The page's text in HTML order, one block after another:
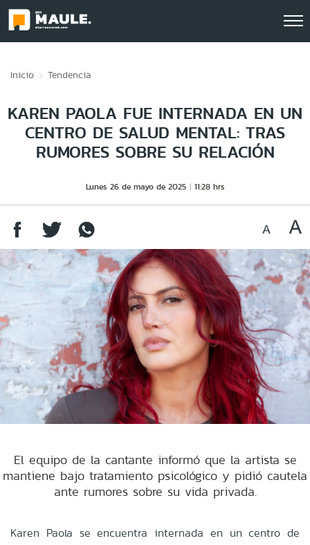
Inicio Tendencia
KAREN PAOLA FUE INTERNADA EN UN
CENTRO DE SALUD MENTAL: TRAS
RUMORES SOBRE SU RELACIÓN
Lunes 26 de mayo de 2025 11:28 hrs
El equipo de la cantante informó que la artista se
mantiene bajo tratamiento psicológico y pidió cautela
ante rumores sobre su vida privada.
Karen Paola se encuentra internada en un centro de